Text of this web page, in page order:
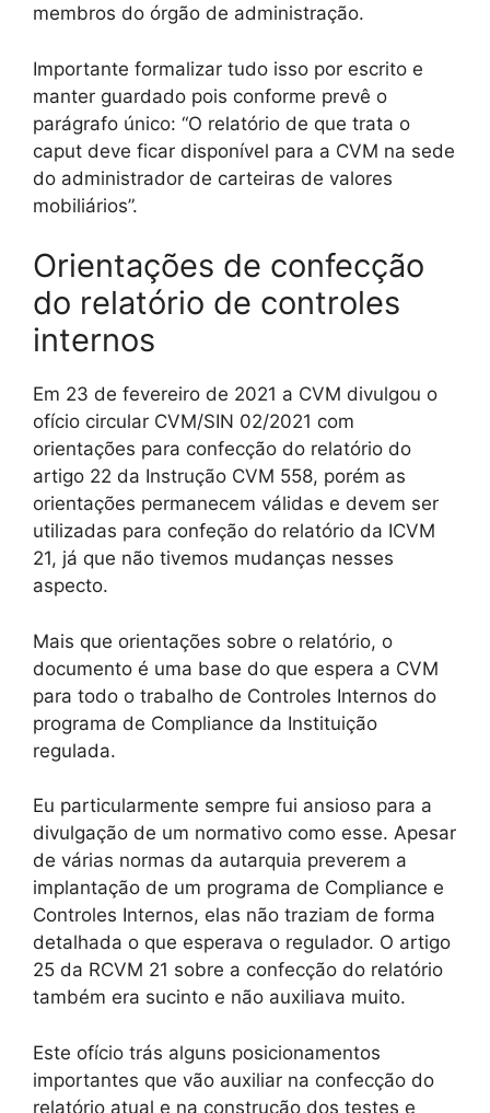
membros do órgão de administração.
Importante formalizar tudo isso por escrito e
manter guardado pois conforme prevê o
parágrafo único: “O relatório de que trata o
caput deve ficar disponível para a CVM na sede
do administrador de carteiras de valores
mobiliários”.
Orientações de confecção
do relatório de controles
internos
Em 23 de fevereiro de 2021 a CVM divulgou o
ofício circular CVM/SIN 02/2021 com
orientações para confecção do relatório do
artigo 22 da Instrução CVM 558, porém as
orientações permanecem válidas e devem ser
utilizadas para confeção do relatório da ICVM
21, já que não tivemos mudanças nesses
aspecto.
Mais que orientações sobre o relatório, o
documento é uma base do que espera a CVM
para todo o trabalho de Controles Internos do
programa de Compliance da Instituição
regulada.
Eu particularmente sempre fui ansioso para a
divulgação de um normativo como esse. Apesar
de várias normas da autarquia preverem a
implantação de um programa de Compliance e
Controles Internos, elas não traziam de forma
detalhada o que esperava o regulador. O artigo
25 da RCVM 21 sobre a confecção do relatório
também era sucinto e não auxiliava muito.
Este ofício trás alguns posicionamentos
importantes que vão auxiliar na confecção do
relatório atual e na construção dos testes e